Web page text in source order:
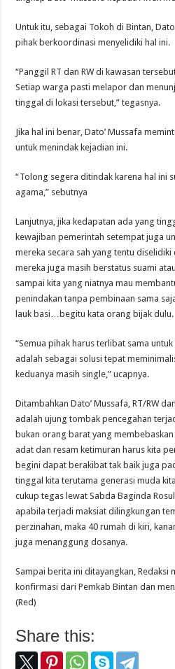
Untuk itu, sebagai Tokoh di Bintan,
pihak berkoordinasi menyelidiki hal ini.
“Panggil RT dan RW di kawasan
Setiap warga pasti melapor dan
tinggal di lokasi tersebut,” tegasnya.
Jika hal ini benar, Dato’ Mussafa
untuk menindak kejadian ini.
“Tolong segera ditindak karena hal ini
agama,” sebutnya
Lanjutnya, jika kedapatan ada yang
kewajiban pemerintah setempat juga
mereka secara sah yang tentu
mereka juga masih berstatus suami
sampai kita yang niatnya mau
penindakan tanpa pembinaan sama
lauk basi…begitu kata orang bijak dulu.
“Semua pihak harus terlibat sama
adalah sebagai solusi tepat
keduanya masih single,” ucapnya.
Ditambahkan Dato’ Mussafa, RT/RW
adalah ujung tombak pencegahan
bukan orang barat yang
adat dan resam ketimuran harus kita
begini dapat berakibat tak baik juga
tinggal kita terutama generasi muda
cukup tegas lewat Sabda Baginda
apabila terjadi maksiat dilingkungan
perzinahan, maka 40 rumah di kiri,
juga menanggung dosanya.
Sampai berita ini ditayangkan, Redaksi
konfirmasi dari Pemkab Bintan dan
(Red)
Share this: